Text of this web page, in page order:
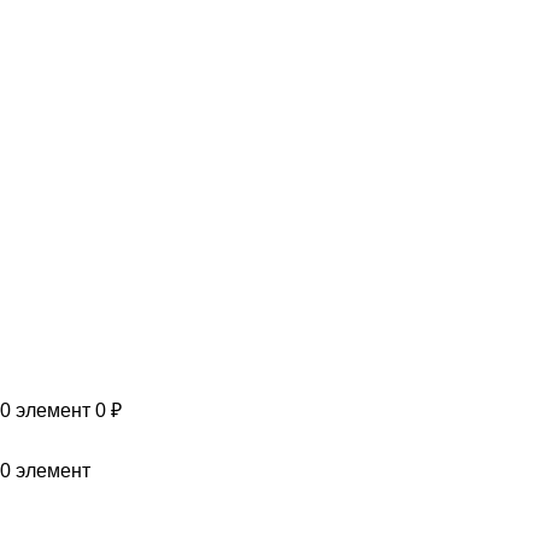
0 элемент 0 ₽
0 элемент